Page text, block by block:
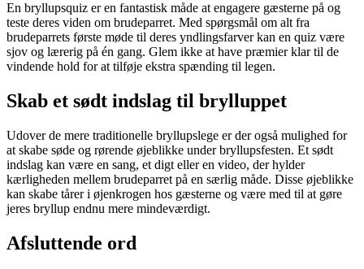
En bryllupsquiz er en fantastisk måde at engagere gæsterne på og
teste deres viden om brudeparret. Med spørgsmål om alt fra
brudeparrets første møde til deres yndlingsfarver kan en quiz være
sjov og lærerig på én gang. Glem ikke at have præmier klar til de
vindende hold for at tilføje ekstra spænding til legen.
Skab et sødt indslag til brylluppet
Udover de mere traditionelle bryllupslege er der også mulighed for
at skabe søde og rørende øjeblikke under bryllupsfesten. Et sødt
indslag kan være en sang, et digt eller en video, der hylder
kærligheden mellem brudeparret på en særlig måde. Disse øjeblikke
kan skabe tårer i øjenkrogen hos gæsterne og være med til at gøre
jeres bryllup endnu mere mindeværdigt.
Afsluttende ord